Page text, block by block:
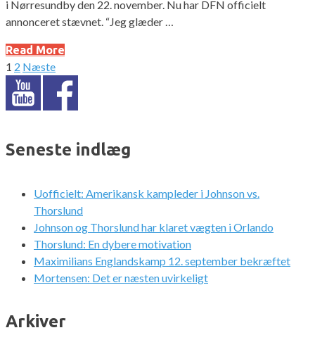
i Nørresundby den 22. november. Nu har DFN officielt
annonceret stævnet. “Jeg glæder …
Read More
Indlægsinddeling
1 2 Næste
Seneste indlæg
Uofficielt: Amerikansk kampleder i Johnson vs.
Thorslund
Johnson og Thorslund har klaret vægten i Orlando
Thorslund: En dybere motivation
Maximilians Englandskamp 12. september bekræftet
Mortensen: Det er næsten uvirkeligt
Arkiver